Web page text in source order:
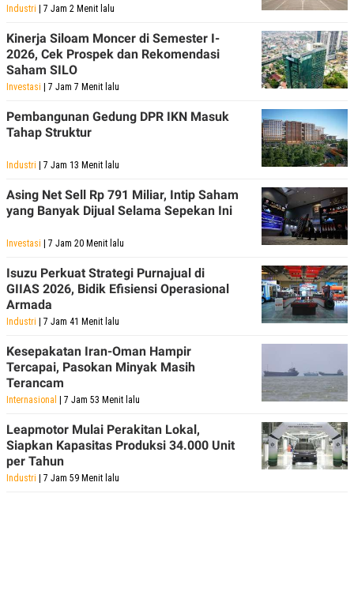
Industri | 7 Jam 2 Menit lalu
Kinerja Siloam Moncer di Semester I-
2026, Cek Prospek dan Rekomendasi
Saham SILO
Investasi | 7 Jam 7 Menit lalu
Pembangunan Gedung DPR IKN Masuk
Tahap Struktur
Industri | 7 Jam 13 Menit lalu
Asing Net Sell Rp 791 Miliar, Intip Saham
yang Banyak Dijual Selama Sepekan Ini
Investasi | 7 Jam 20 Menit lalu
Isuzu Perkuat Strategi Purnajual di
GIIAS 2026, Bidik Efisiensi Operasional
Armada
Industri | 7 Jam 41 Menit lalu
Kesepakatan Iran-Oman Hampir
Tercapai, Pasokan Minyak Masih
Terancam
Internasional | 7 Jam 53 Menit lalu
Leapmotor Mulai Perakitan Lokal,
Siapkan Kapasitas Produksi 34.000 Unit
per Tahun
Industri | 7 Jam 59 Menit lalu